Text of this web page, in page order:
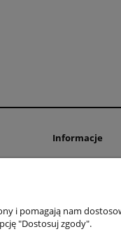
Informacje
Regulamin
i pomagają nam
"Dostosuj zgody".